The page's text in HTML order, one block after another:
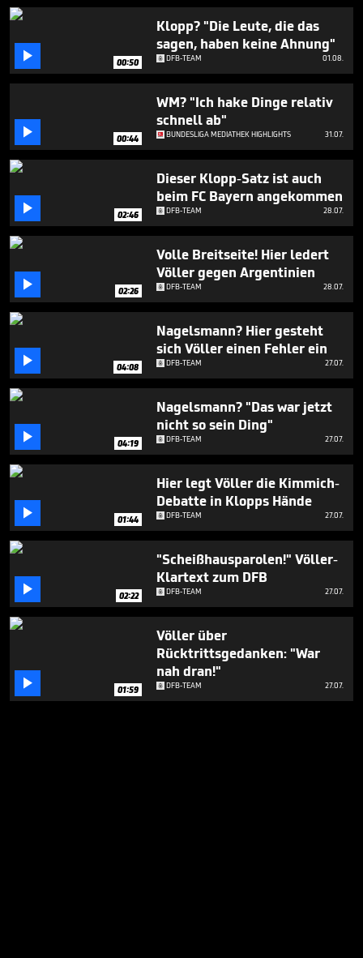
2
minutes,
 00:50
Klopp? "Die Leute, die das
sagen, haben keine Ahnung"
DFB-TEAM 01.08.
 00:44
WM? "Ich hake Dinge relativ
schnell ab"
BUNDESLIGA MEDIATHEK HIGHLIGHTS 31.07.
 02:46
Dieser Klopp-Satz ist auch
beim FC Bayern angekommen
DFB-TEAM 28.07.
 02:26
Volle Breitseite! Hier ledert
Völler gegen Argentinien
DFB-TEAM 28.07.
 04:08
Nagelsmann? Hier gesteht
sich Völler einen Fehler ein
DFB-TEAM 27.07.
 04:19
Nagelsmann? "Das war jetzt
nicht so sein Ding"
DFB-TEAM 27.07.
 01:44
Hier legt Völler die Kimmich-
Debatte in Klopps Hände
DFB-TEAM 27.07.
 02:22
"Scheißhausparolen!" Völler-
Klartext zum DFB
DFB-TEAM 27.07.
 01:59
Völler über
Rücktrittsgedanken: "War
nah dran!"
DFB-TEAM 27.07.